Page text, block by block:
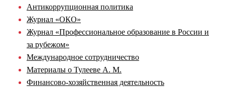
Антикоррупционная политика
Журнал «ОКО»
Журнал «Профессиональное образование в России и
за рубежом»
Международное сотрудничество
Материалы о Тулееве А. М.
Финансово-хозяйственная деятельность